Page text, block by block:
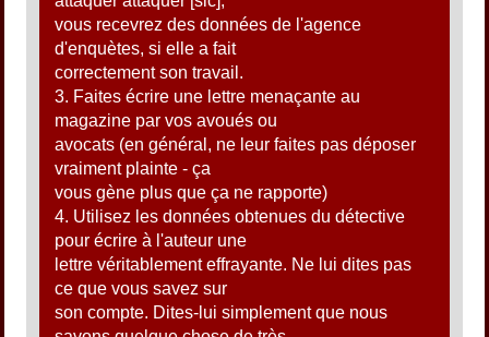
vous recevrez des données de l'agence
d'enquètes, si elle a fait
correctement son travail.
3. Faites écrire une lettre menaçante au
magazine par vos avoués ou
avocats (en général, ne leur faites pas déposer
vraiment plainte - ça
vous gène plus que ça ne rapporte)
4. Utilisez les données obtenues du détective
pour écrire à l'auteur une
lettre véritablement effrayante. Ne lui dites pas
ce que vous savez sur
son compte. Dites-lui simplement que nous